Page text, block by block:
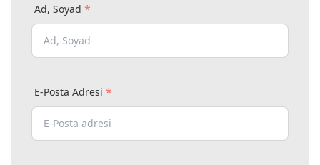
Ad, Soyad *
E-Posta Adresi *